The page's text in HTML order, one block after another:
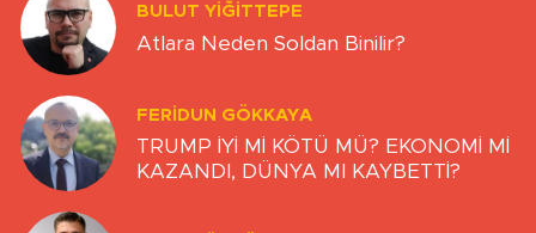
BULUT YİĞİTTEPE
Atlara Neden Soldan Binilir?
FERIDUN GÖKKAYA
TRUMP İYİ Mİ KÖTÜ MÜ? EKONOMİ Mİ
KAZANDI, DÜNYA MI KAYBETTİ?